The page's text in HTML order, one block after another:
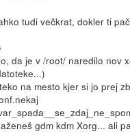
tudi večkrat, dokler ti
da je v /root/ naredilo nov
na mesto kjer si jo prej
gdm kdm Xorg... ali